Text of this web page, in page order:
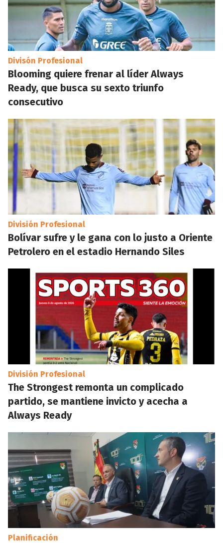
Divisón Profesional
Blooming quiere frenar al líder Always
Ready, que busca su sexto triunfo
consecutivo
División Profesional
Bolívar sufre y le gana con lo justo a Oriente
Petrolero en el estadio Hernando Siles
División Profesional
The Strongest remonta un complicado
partido, se mantiene invicto y acecha a
Always Ready
Planificación